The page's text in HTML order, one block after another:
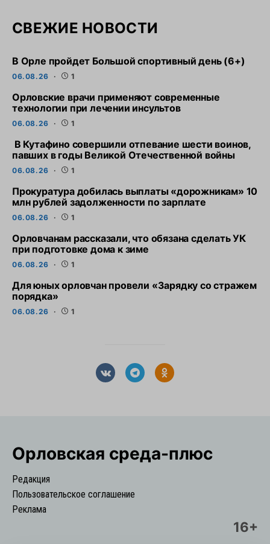
СВЕЖИЕ НОВОСТИ
В Орле пройдет Большой спортивный день (6+)
06.08.26 1
Орловские врачи применяют современные
технологии при лечении инсультов
06.08.26 1
В Кутафино совершили отпевание шести воинов,
павших в годы Великой Отечественной войны
06.08.26 1
Прокуратура добилась выплаты «дорожникам» 10
млн рублей задолженности по зарплате
06.08.26 1
Орловчанам рассказали, что обязана сделать УК
при подготовке дома к зиме
06.08.26 1
Для юных орловчан провели «Зарядку со стражем
порядка»
06.08.26 1
Орловская cреда-плюс
Редакция
Пользовательское соглашение
Реклама
16+